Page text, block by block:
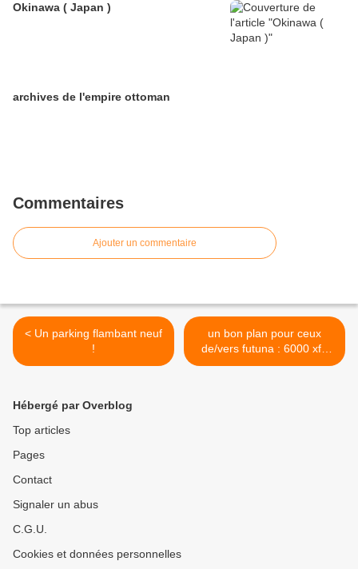
Okinawa ( Japan )
archives de l'empire ottoman
Commentaires
Ajouter un commentaire
< Un parking flambant neuf
!
un bon plan pour ceux
de/vers futuna : 6000 xfp
(50 euros ) hotel + transfert
Hébergé par Overblog
Top articles
Pages
Contact
Signaler un abus
C.G.U.
Cookies et données personnelles